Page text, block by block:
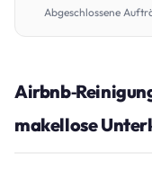
Abgeschlossene
makellose